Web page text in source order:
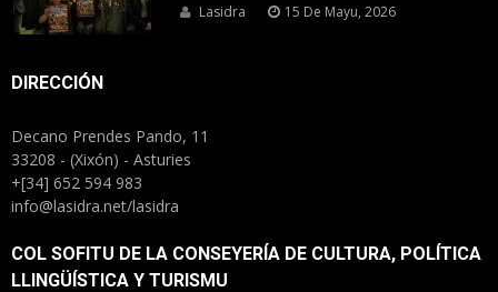
Lasidra 15 De Mayu, 2026
DIRECCIÓN
Decano Prendes Pando, 11
33208 - (Xixón) - Asturies
+[34] 652 594 983
info@lasidra.net/lasidra
COL SOFITU DE LA CONSEYERÍA DE CULTURA, POLÍTICA
LLINGÜÍSTICA Y TURISMU